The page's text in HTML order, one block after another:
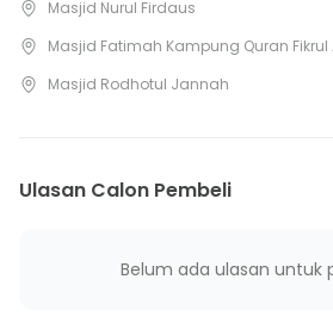
Masjid Nurul Firdaus
Masjid Fatimah Kampung Quran Fikrul
Masjid Rodhotul Jannah
Ulasan Calon Pembeli
Belum ada ulasan untuk